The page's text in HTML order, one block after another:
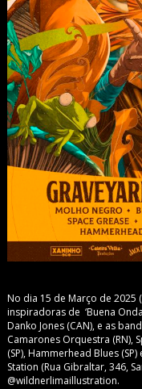
No dia 15 de Março de 2025
inspiradoras de ‘Buena
Danko Jones (CAN), e as
Camarones Orquestra (RN),
(SP), Hammerhead Blues
Station (Rua Gibraltar, 346,
@wildnerlimaillustration.